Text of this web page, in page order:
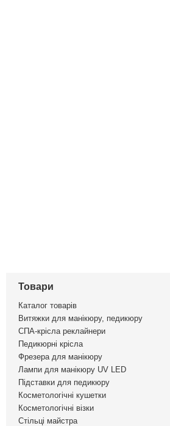
Товари
Каталог товарів
Витяжки для манікюру, педикюру
СПА-крісла реклайнери
Педикюрні крісла
Фрезера для манікюру
Лампи для манікюру UV LED
Підставки для педикюру
Косметологічні кушетки
Косметологічні візки
Стільці майстра